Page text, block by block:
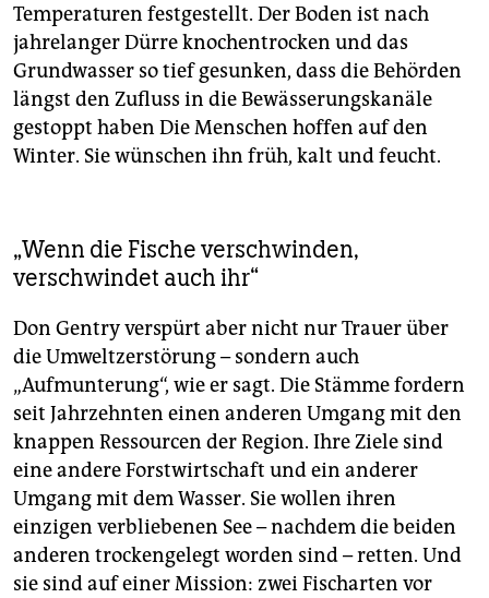
Temperaturen festgestellt. Der Boden ist nach
jahrelanger Dürre knochentrocken und das
Grundwasser so tief gesunken, dass die Behörden
längst den Zufluss in die Bewässerungskanäle
gestoppt haben Die Menschen hoffen auf den
Winter. Sie wünschen ihn früh, kalt und feucht.
„Wenn die Fische verschwinden,
verschwindet auch ihr“
Don Gentry verspürt aber nicht nur Trauer über
die Umweltzerstörung – sondern auch
„Aufmunterung“, wie er sagt. Die Stämme fordern
seit Jahrzehnten einen anderen Umgang mit den
knappen Ressourcen der Region. Ihre Ziele sind
eine andere Forstwirtschaft und ein anderer
Umgang mit dem Wasser. Sie wollen ihren
einzigen verbliebenen See – nachdem die beiden
anderen trockengelegt worden sind – retten. Und
sie sind auf einer Mission: zwei Fischarten vor